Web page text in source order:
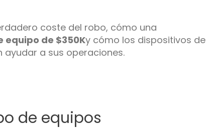
coste del robo, cómo una
equipo de $350Ky cómo los dispositivos de
a sus operaciones.
de equipos